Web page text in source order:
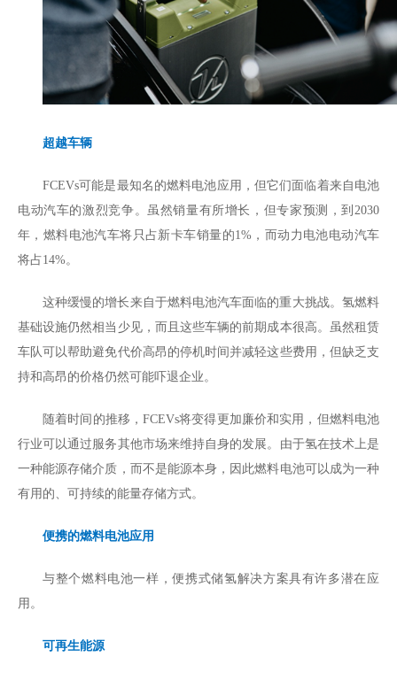
超越车辆
FCEVs可能是最知名的燃料电池应用，但它们面临着来自电池
电动汽车的激烈竞争。虽然销量有所增长，但专家预测，到2030
年，燃料电池汽车将只占新卡车销量的1%，而动力电池电动汽车
将占14%。
这种缓慢的增长来自于燃料电池汽车面临的重大挑战。氢燃料
基础设施仍然相当少见，而且这些车辆的前期成本很高。虽然租赁
车队可以帮助避免代价高昂的停机时间并减轻这些费用，但缺乏支
持和高昂的价格仍然可能吓退企业。
随着时间的推移，FCEVs将变得更加廉价和实用，但燃料电池
行业可以通过服务其他市场来维持自身的发展。由于氢在技术上是
一种能源存储介质，而不是能源本身，因此燃料电池可以成为一种
有用的、可持续的能量存储方式。
便携的燃料电池应用
与整个燃料电池一样，便携式储氢解决方案具有许多潜在应
用。
可再生能源